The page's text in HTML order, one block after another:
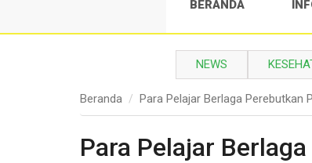
BERANDA
NEWS
Beranda Para Pelajar Berlaga Perebutkan
Para Pelajar